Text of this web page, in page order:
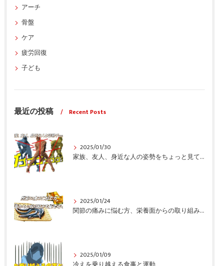
アーチ
骨盤
ケア
疲労回復
子ども
最近の投稿 Recent Posts
2025/01/30
家族、友人、身近な人の姿勢をちょっと見てみませんか？
2025/01/24
関節の痛みに悩む方、栄養面からの取り組みも重要ですよ！
2025/01/09